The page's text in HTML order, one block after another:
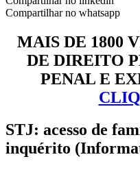
Compartilhar no whatsapp
MAIS DE 1800
DE DIREITO
PENAL E
STJ: acesso de
inquérito